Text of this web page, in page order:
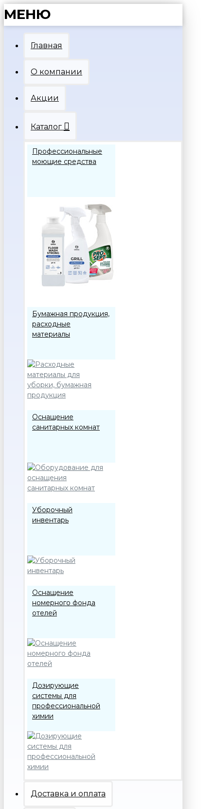
МЕНЮ
Главная
О компании
Акции
Каталог
Профессиональные
моющие средства
Бумажная продукция,
расходные
материалы
Оснащение
санитарных комнат
Уборочный
инвентарь
Оснащение
номерного фонда
отелей
Дозирующие
системы для
профессиональной
химии
Доставка и оплата